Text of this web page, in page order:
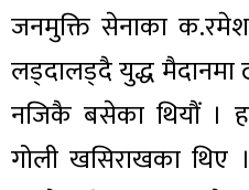
जनमुक्ति सेनाका
लड्दालड्दै युद्ध मैदानमा
नजिकै बसेका थियौं ।
गोली खसिराखका थिए